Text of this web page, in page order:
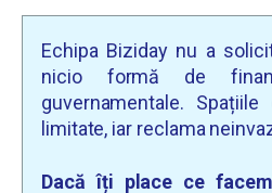
Echipa Biziday nu a
nicio formă de
guvernamentale.
limitate, iar reclama
Dacă îți place ce